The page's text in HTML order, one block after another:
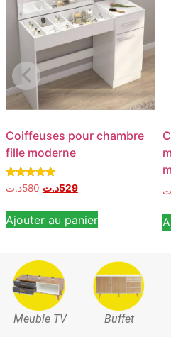
Coiffeuses pour chambre
fille moderne
Note
5.00
580د.ت 529د.ت
Ajouter au panier
Meuble TV Buffet